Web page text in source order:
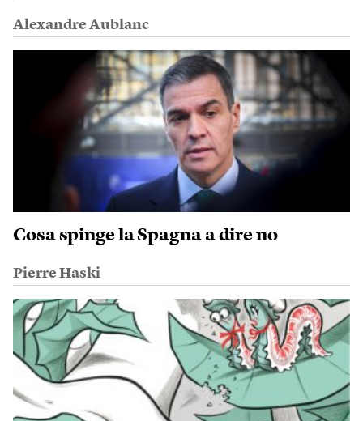
Alexandre Aublanc
Cosa spinge la Spagna a dire no
Pierre Haski